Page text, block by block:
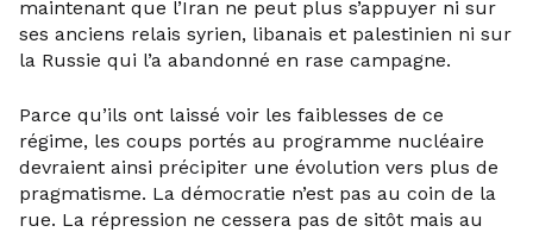
maintenant que l’Iran ne peut plus s’appuyer ni sur
ses anciens relais syrien, libanais et palestinien ni sur
la Russie qui l’a abandonné en rase campagne.
Parce qu’ils ont laissé voir les faiblesses de ce
régime, les coups portés au programme nucléaire
devraient ainsi précipiter une évolution vers plus de
pragmatisme. La démocratie n’est pas au coin de la
rue. La répression ne cessera pas de sitôt mais au